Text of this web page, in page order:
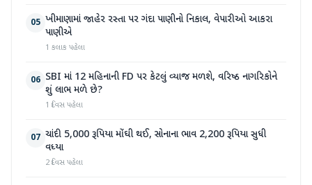
05 ખીમાણામાં જાહેર રસ્તા પર ગંદા પાણીનો નિકાલ, વેપારીઓ આકરા
પાણીએ
1 કલાક પહેલા
06 SBI માં 12 મહિનાની FD પર કેટલું વ્યાજ મળશે, વરિષ્ઠ નાગરિકોને
શું લાભ મળે છે?
1 દિવસ પહેલા
07 ચાંદી 5,000 રૂપિયા મોંઘી થઈ, સોનાના ભાવ 2,200 રૂપિયા સુધી
વધ્યા
2 દિવસ પહેલા